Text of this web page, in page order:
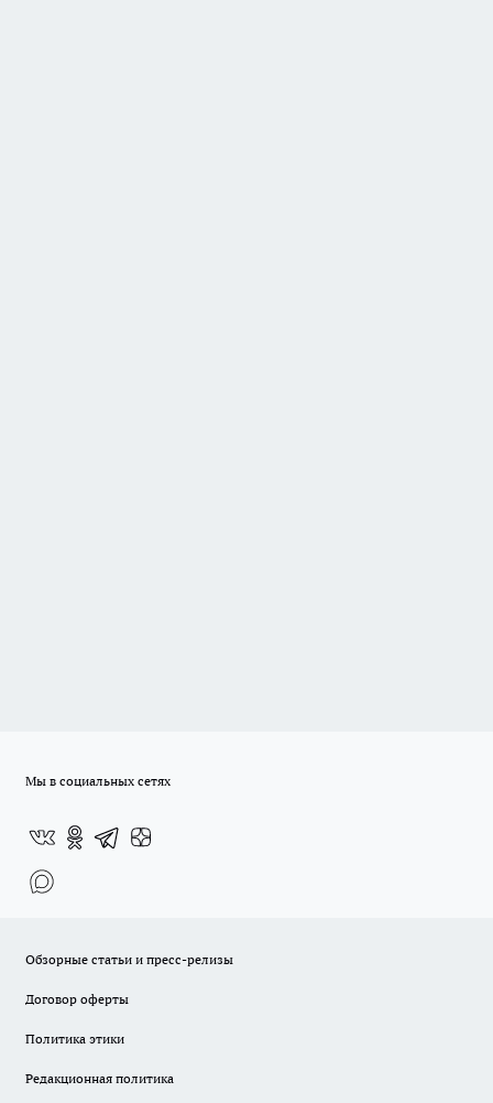
Мы в социальных сетях
Обзорные статьи и пресс-релизы
Договор оферты
Политика этики
Редакционная политика